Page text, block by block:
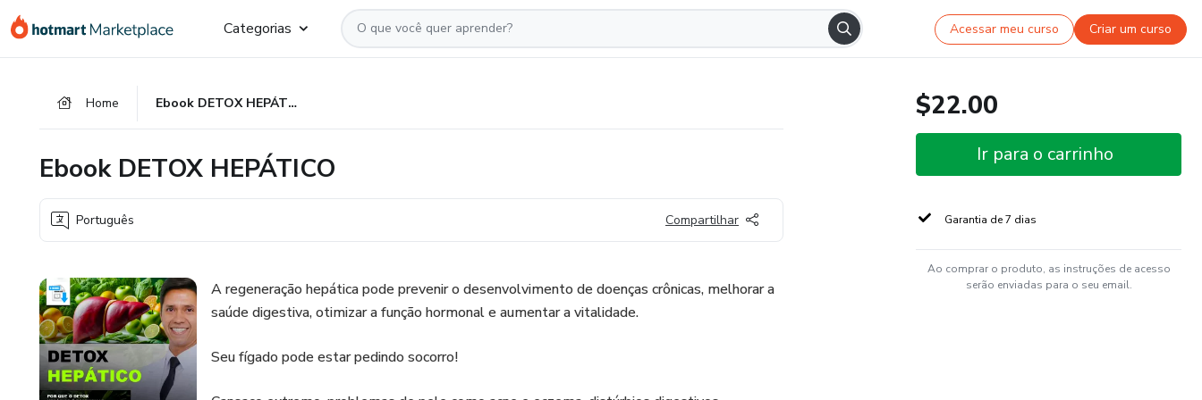
para
para
para
Categorias Acessar meu curso Criar um curso
Home Ebook DETOX HEPÁTICO
Ebook DETOX HEPÁTICO
Português Compartilhar
A regeneração hepática pode prevenir o desenvolvimento de doenças crônicas, melhorar a
saúde digestiva, otimizar a função hormonal e aumentar a vitalidade.
Seu fígado pode estar pedindo socorro!
$22.00
Ir para o carrinho
Garantia de 7 dias
Ao comprar o produto, as instruções de acesso
serão enviadas para o seu email.